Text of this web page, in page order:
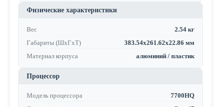
Физические характеристики
Вес
2.54 кг
Габариты (ШхГхТ)
383.54x261.62x22.86 мм
Материал корпуса
алюминий / пластик
Процессор
Модель процессора
7700HQ